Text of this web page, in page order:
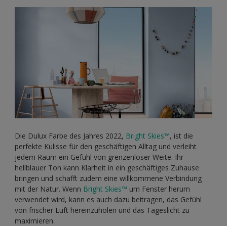
Die Dulux Farbe des Jahres 2022, Bright Skies™, ist die
perfekte Kulisse für den geschäftigen Alltag und verleiht
jedem Raum ein Gefühl von grenzenloser Weite. Ihr
hellblauer Ton kann Klarheit in ein geschäftiges Zuhause
bringen und schafft zudem eine willkommene Verbindung
mit der Natur. Wenn Bright Skies™ um Fenster herum
verwendet wird, kann es auch dazu beitragen, das Gefühl
von frischer Luft hereinzuholen und das Tageslicht zu
maximieren.